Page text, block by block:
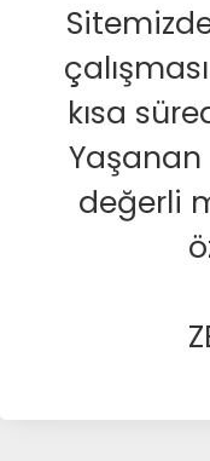
kısa
değerli